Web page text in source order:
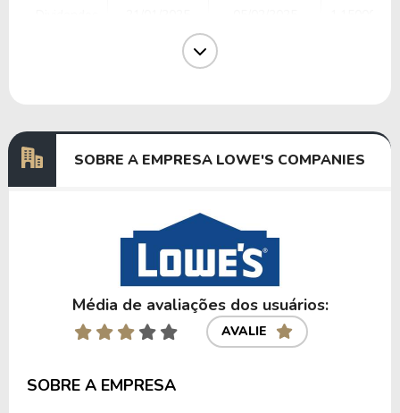
22/10/2024
SOBRE A EMPRESA LOWE'S COMPANIES
Média de avaliações dos usuários:
AVALIE
SOBRE A EMPRESA